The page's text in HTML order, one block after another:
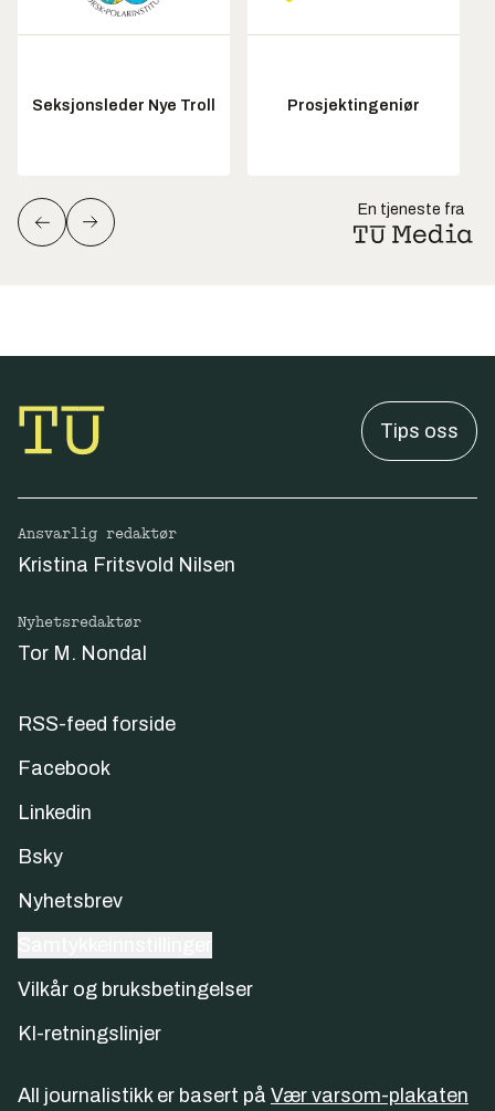
Seksjonsleder Nye Troll Prosjektingeniør
En tjeneste fra
Tips oss
Ansvarlig redaktør
Kristina Fritsvold Nilsen
Nyhetsredaktør
Tor M. Nondal
RSS-feed forside
Facebook
Linkedin
Bsky
Nyhetsbrev
Vilkår og bruksbetingelser
KI-retningslinjer
All journalistikk er basert på Vær varsom-plakaten